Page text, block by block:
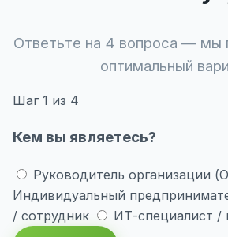
Ответьте на 4 вопроса — мы
оптимальный
Шаг 1 из 4
Кем вы являетесь?
Руководитель организации
Индивидуальный
/ сотрудник
ИТ-специалист /